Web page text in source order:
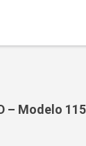
– Modelo